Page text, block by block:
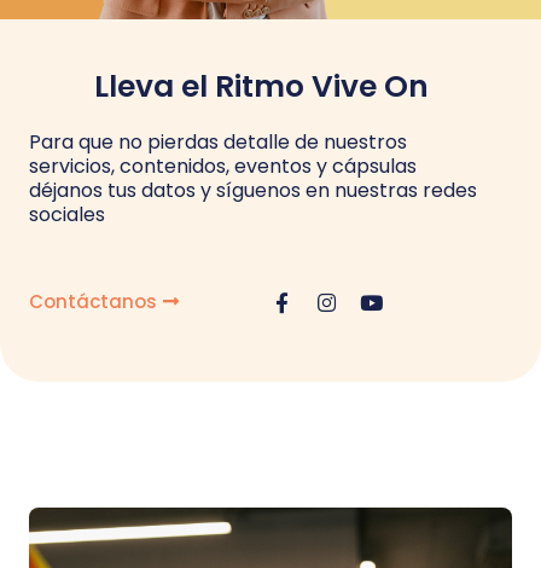
Lleva el Ritmo Vive On
Para que no pierdas detalle de nuestros
servicios, contenidos, eventos y cápsulas
déjanos tus datos y síguenos en nuestras redes
sociales
Contáctanos